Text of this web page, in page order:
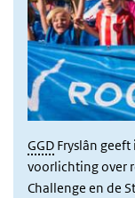
GGD Fryslân
voorlichting over
Challenge en de